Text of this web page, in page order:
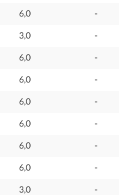
6,0 -
3,0 -
6,0 -
6,0 -
6,0 -
6,0 -
6,0 -
6,0 -
3,0 -